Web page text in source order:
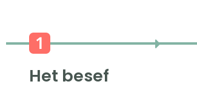
Het besef